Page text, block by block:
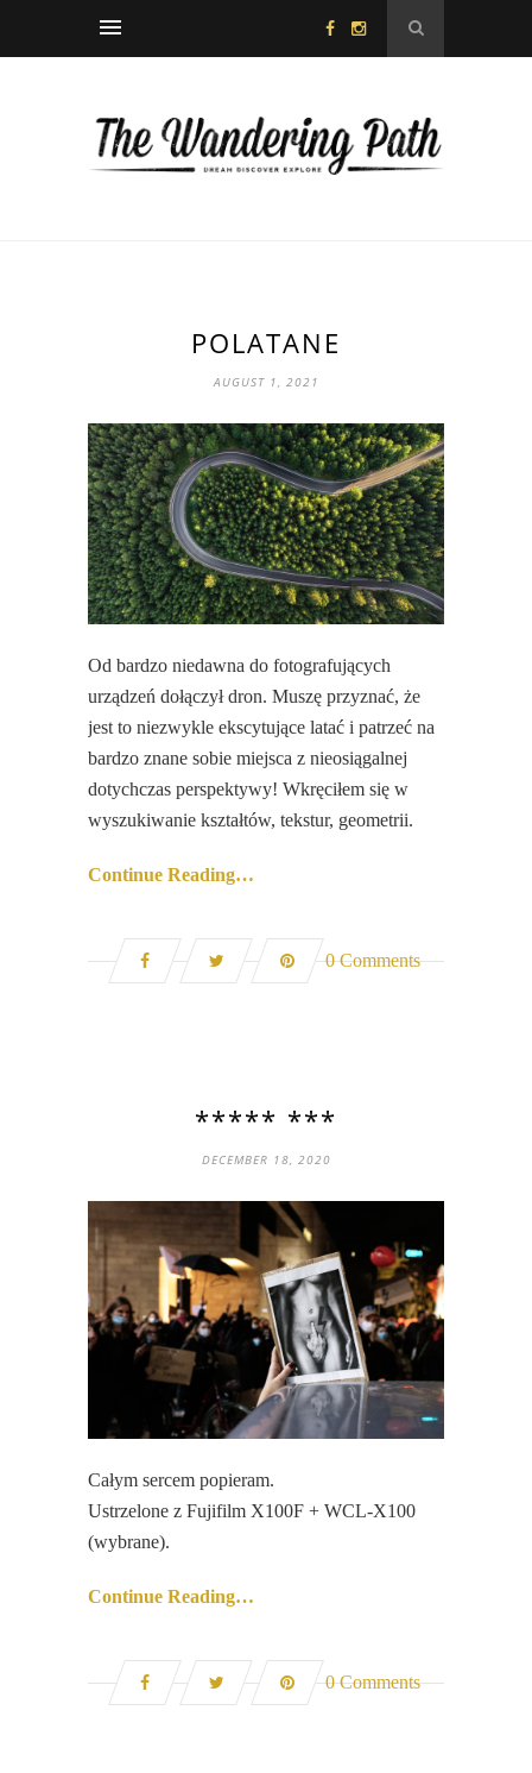
POLATANE
AUGUST 1, 2021
Od bardzo niedawna do fotografujących
urządzeń dołączył dron. Muszę przyznać, że
jest to niezwykle ekscytujące latać i patrzeć na
bardzo znane sobie miejsca z nieosiągalnej
dotychczas perspektywy! Wkręciłem się w
wyszukiwanie kształtów, tekstur, geometrii.
Continue Reading…
0 Comments
***** ***
DECEMBER 18, 2020
Całym sercem popieram.
Ustrzelone z Fujifilm X100F + WCL-X100
(wybrane).
Continue Reading…
0 Comments